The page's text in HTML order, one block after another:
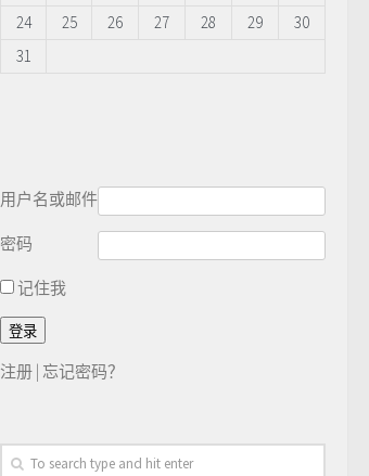
24
25 26 27 28 29
30
31
用户名或邮件
密码
记住我
注册 | 忘记密码？